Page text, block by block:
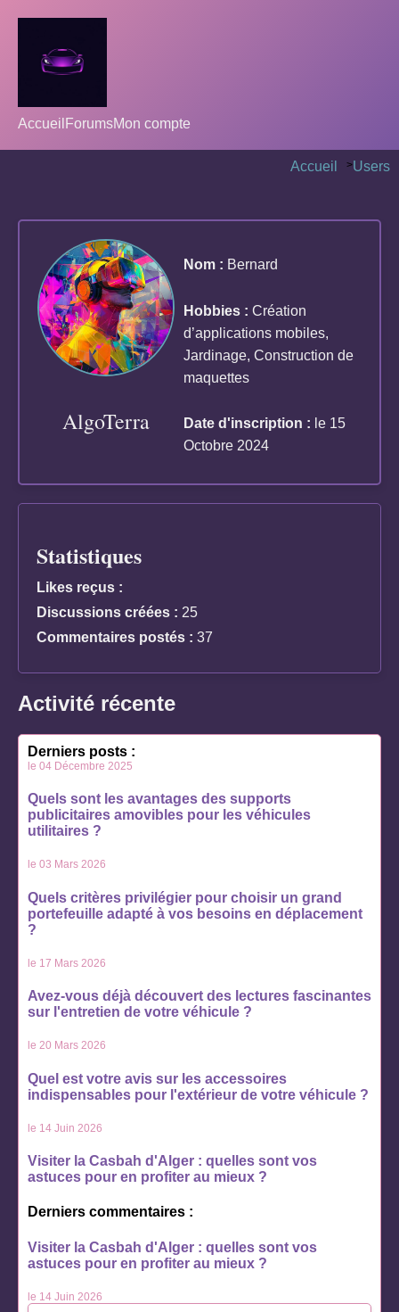
Accueil ForumsMon compte
Accueil >Users
AlgoTerra
Nom : Bernard
Hobbies : Création
d’applications mobiles,
Jardinage, Construction de
maquettes
Date d'inscription : le 15
Octobre 2024
Statistiques
Likes reçus :
Discussions créées : 25
Commentaires postés : 37
Activité récente
Derniers posts :
le 04 Décembre 2025
Quels sont les avantages des supports
publicitaires amovibles pour les véhicules
utilitaires ?
le 03 Mars 2026
Quels critères privilégier pour choisir un grand
portefeuille adapté à vos besoins en déplacement
?
le 17 Mars 2026
Avez-vous déjà découvert des lectures fascinantes
sur l'entretien de votre véhicule ?
le 20 Mars 2026
Quel est votre avis sur les accessoires
indispensables pour l'extérieur de votre véhicule ?
le 14 Juin 2026
Visiter la Casbah d'Alger : quelles sont vos
astuces pour en profiter au mieux ?
Derniers commentaires :
Visiter la Casbah d'Alger : quelles sont vos
astuces pour en profiter au mieux ?
le 14 Juin 2026